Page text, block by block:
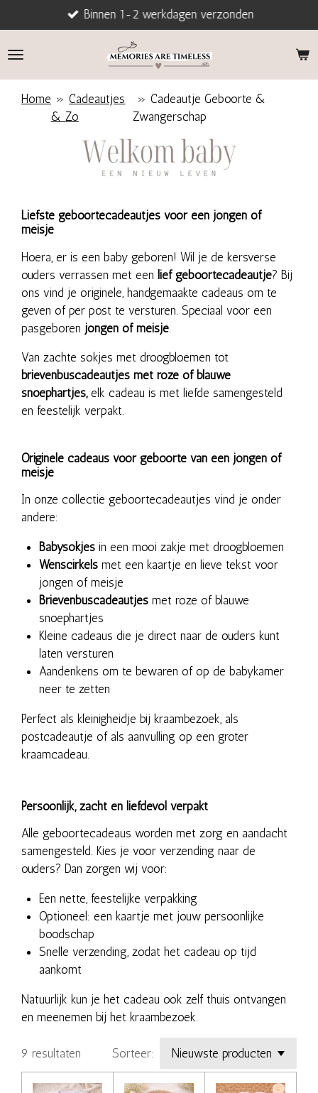
direct
naar
Binnen 1-2 werkdagen verzonden
Home » Cadeautjes
& Zo
» Cadeautje Geboorte &
Zwangerschap
Liefste geboortecadeautjes voor een jongen of
meisje
Hoera, er is een baby geboren! Wil je de kersverse
ouders verrassen met een lief geboortecadeautje? Bij
ons vind je originele, handgemaakte cadeaus om te
geven of per post te versturen. Speciaal voor een
pasgeboren jongen of meisje
Van zachte sokjes met droogbloemen tot
brievenbuscadeautjes met roze of blauwe
snoephartjes,elk cadeau is met liefde samengesteld
en feestelijk verpakt.
Originele cadeaus voor geboorte van een jongen of
meisje
In onze collectie geboortecadeautjes vind je onder
andere:
Babysokjes in een mooi zakje met droogbloemen
Wenscirkels met een kaartje en lieve tekst voor
jongen of meisje
Brievenbuscadeautjes met roze of blauwe
snoephartjes
Kleine cadeaus die je direct naar de ouders kunt
laten versturen
Aandenkens om te bewaren of op de babykamer
neer te zetten
Perfect als kleinigheidje bij kraambezoek, als
postcadeautje of als aanvulling op een groter
kraamcadeau.
Persoonlijk, zacht en liefdevol verpakt
Alle geboortecadeaus worden met zorg en aandacht
samengesteld. Kies je voor verzending naar de
ouders? Dan zorgen wij voor:
Een nette, feestelijke verpakking
Optioneel: een kaartje met jouw persoonlijke
boodschap
Snelle verzending, zodat het cadeau op tijd
aankomt
Natuurlijk kun je het cadeau ook zelf thuis ontvangen
en meenemen bij het kraambezoek.
9 resultaten Sorteer: